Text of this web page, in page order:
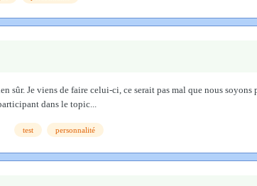
sûr. Je viens de faire celui-ci, ce serait pas mal que nous
dans le topic...
test personnalité